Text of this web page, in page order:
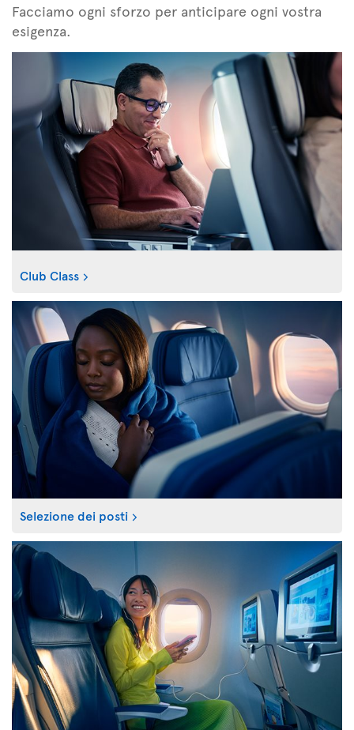
Facciamo ogni sforzo per anticipare ogni vostra
esigenza.
Club Class
Selezione dei posti